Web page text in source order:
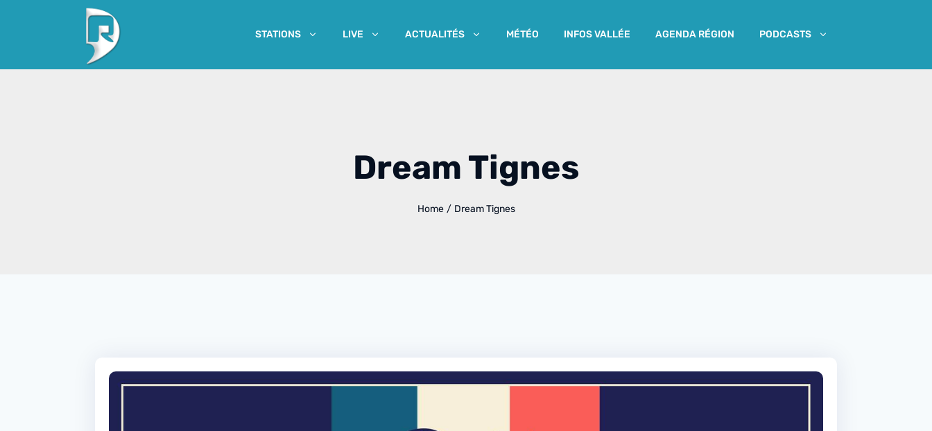
STATIONS LIVE ACTUALITÉS MÉTÉO INFOS VALLÉE AGENDA RÉGION PODCASTS
Dream Tignes
Home / Dream Tignes